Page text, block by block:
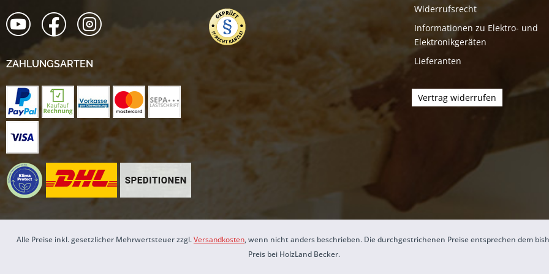
ZAHLUNGSARTEN
Widerrufsrecht
Informationen zu Elektro- und
Elektronikgeräten
Lieferanten
Vertrag widerrufen
Alle Preise inkl. gesetzlicher Mehrwertsteuer zzgl.Versandkosten, wenn nicht anders beschrieben. Die durchgestrichenen Preise entsprechen dem
Preis bei HolzLand Becker.